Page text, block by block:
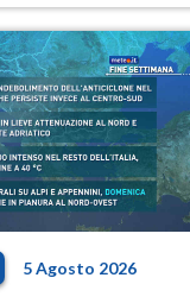
5 Agosto 2026